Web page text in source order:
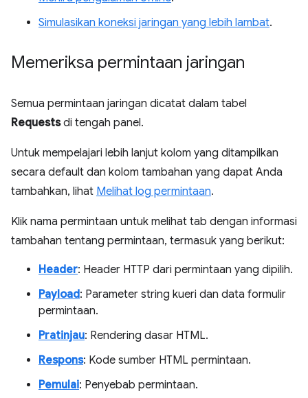
Simulasikan koneksi jaringan yang lebih lambat.
Memeriksa permintaan jaringan
Semua permintaan jaringan dicatat dalam tabel
Requestsdi tengah panel.
Untuk mempelajari lebih lanjut kolom yang ditampilkan
secara default dan kolom tambahan yang dapat Anda
tambahkan, lihat Melihat log permintaan.
Klik nama permintaan untuk melihat tab dengan informasi
tambahan tentang permintaan, termasuk yang berikut:
Header: Header HTTP dari permintaan yang dipilih.
Payload: Parameter string kueri dan data formulir
permintaan.
Pratinjau: Rendering dasar HTML.
Respons: Kode sumber HTML permintaan.
Pemulai: Penyebab permintaan.